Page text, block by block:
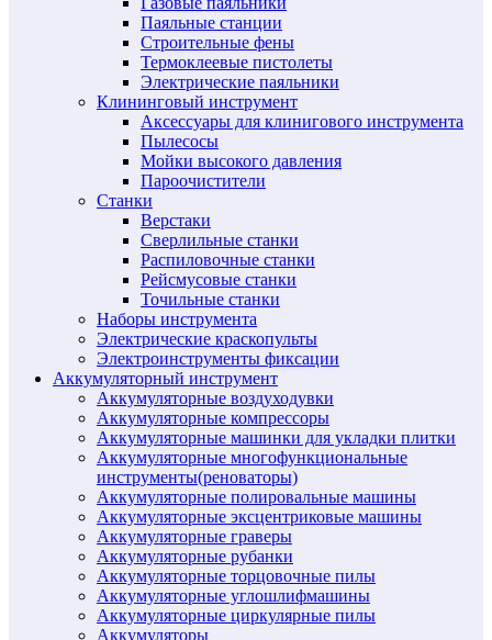
Паяльные станции
Строительные фены
Термоклеевые пистолеты
Электрические паяльники
Клининговый инструмент
Аксессуары для клинигового инструмента
Пылесосы
Мойки высокого давления
Пароочистители
Станки
Верстаки
Сверлильные станки
Распиловочные станки
Рейсмусовые станки
Точильные станки
Наборы инструмента
Электрические краскопульты
Электроинструменты фиксации
Аккумуляторный инструмент
Аккумуляторные воздуходувки
Аккумуляторные компрессоры
Аккумуляторные машинки для укладки плитки
Аккумуляторные многофункциональные
инструменты(реноваторы)
Аккумуляторные полировальные машины
Аккумуляторные эксцентриковые машины
Аккумуляторные граверы
Аккумуляторные рубанки
Аккумуляторные торцовочные пилы
Аккумуляторные углошлифмашины
Аккумуляторные циркулярные пилы
Аккумуляторы